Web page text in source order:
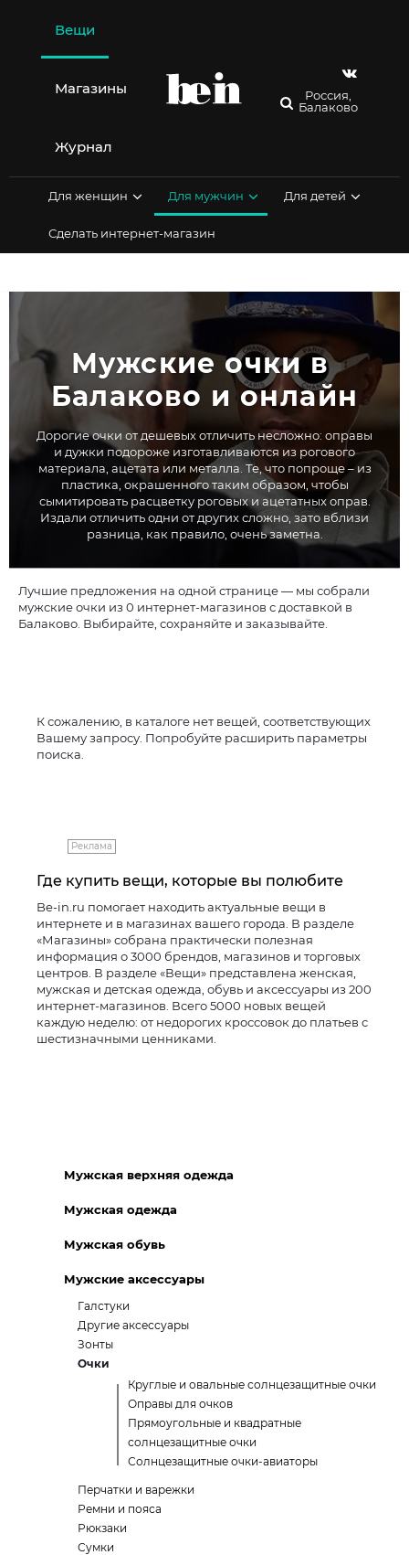
содержимому
Вещи
Магазины
Журнал
Россия,
Балаково
Для женщин Для мужчин Для детей
Сделать интернет-магазин
Мужские очки в
Балаково и онлайн
Дорогие очки от дешевых отличить несложно: оправы
и дужки подороже изготавливаются из рогового
материала, ацетата или металла. Те, что попроще – из
пластика, окрашенного таким образом, чтобы
сымитировать расцветку роговых и ацетатных оправ.
Издали отличить одни от других сложно, зато вблизи
разница, как правило, очень заметна.
Лучшие предложения на одной странице — мы собрали
мужские очки из 0 интернет-магазинов с доставкой в
Балаково. Выбирайте, сохраняйте и заказывайте.
К сожалению, в каталоге нет вещей, соответствующих
Вашему запросу. Попробуйте расширить параметры
поиска.
Реклама
Где купить вещи, которые вы полюбите
Be-in.ru помогает находить актуальные вещи в
интернете и в магазинах вашего города. В разделе
«Магазины» собрана практически полезная
информация о 3000 брендов, магазинов и торговых
центров. В разделе «Вещи» представлена женская,
мужская и детская одежда, обувь и аксессуары из 200
интернет-магазинов. Всего 5000 новых вещей
каждую неделю: от недорогих кроссовок до платьев с
шестизначными ценниками.
Мужская верхняя одежда
Мужская одежда
Мужская обувь
Мужские аксессуары
Галстуки
Другие аксессуары
Зонты
Очки
Круглые и овальные солнцезащитные очки
Оправы для очков
Прямоугольные и квадратные
солнцезащитные очки
Солнцезащитные очки-авиаторы
Перчатки и варежки
Ремни и пояса
Рюкзаки
Сумки